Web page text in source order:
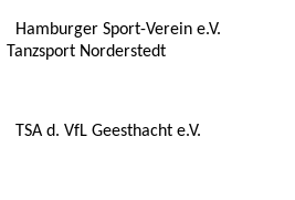
Hamburger Sport-Verein e.V.
Tanzsport Norderstedt
TSA d. VfL Geesthacht e.V.